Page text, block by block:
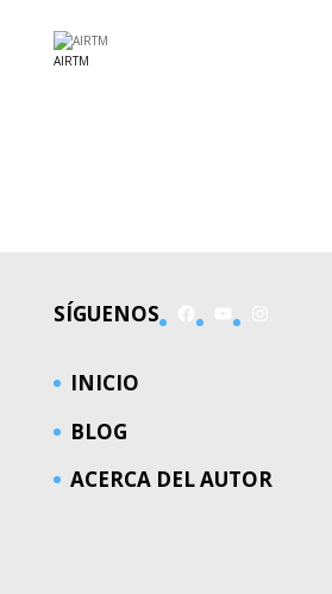
AIRTM
SÍGUENOS
INICIO
BLOG
ACERCA DEL AUTOR